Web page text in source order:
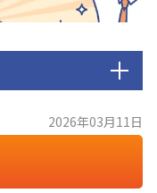
2026年03月11日